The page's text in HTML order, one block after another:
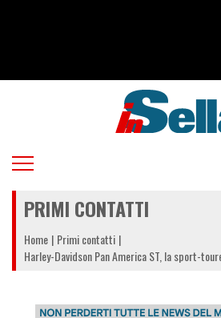
PRIMI CONTATTI
Home Primi contatti
Harley-Davidson Pan America ST, la sport-